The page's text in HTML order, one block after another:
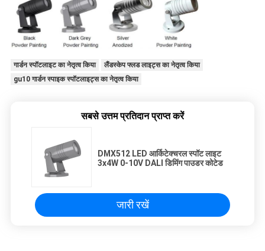
गार्डन स्पॉटलाइट का नेतृत्व किया
लैंडस्केप फ्लड लाइट्स का नेतृत्व किया
gu10 गार्डन स्पाइक स्पॉटलाइट्स का नेतृत्व किया
सबसे उत्तम प्रतिदान प्राप्त करें
DMX512 LED आर्किटेक्चरल स्पॉट लाइट
3x4W 0-10V DALI डिमिंग पाउडर कोटेड
जारी रखें